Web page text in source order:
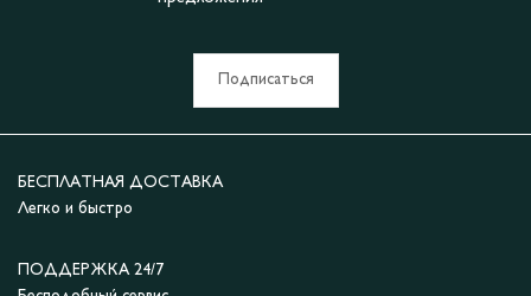
Подписаться
БЕСПЛАТНАЯ ДОСТАВКА
Легко и быстро
ПОДДЕРЖКА 24/7